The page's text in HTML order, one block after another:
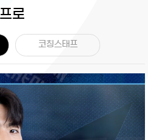
프로
코칭스태프